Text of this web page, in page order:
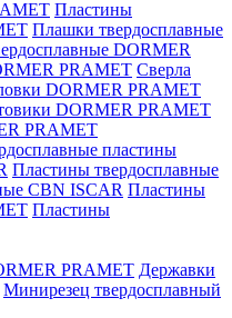
Пластины
Плашки твердосплавные
DORMER
PRAMET Сверла
DORMER PRAMET
DORMER PRAMET
PRAMET
пластины
Пластины твердосплавные
CBN ISCAR Пластины
Пластины
PRAMET Державки
Минирезец твердосплавный